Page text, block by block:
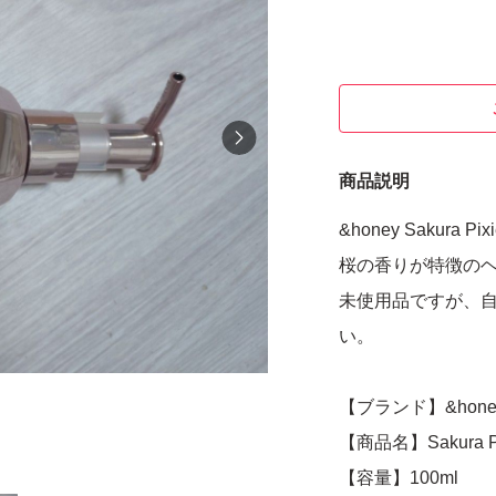
商品説明
&honey Sakura
桜の香りが特徴の
未使用品ですが、
い。
【ブランド】
【商品名】Sakura
【容量】100ml